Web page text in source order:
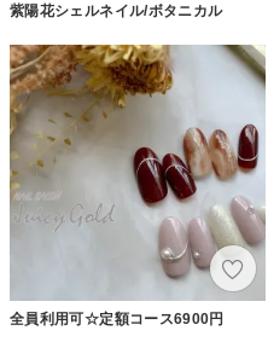
紫陽花シェルネイル/ボタニカル
全員利用可☆定額コース6900円